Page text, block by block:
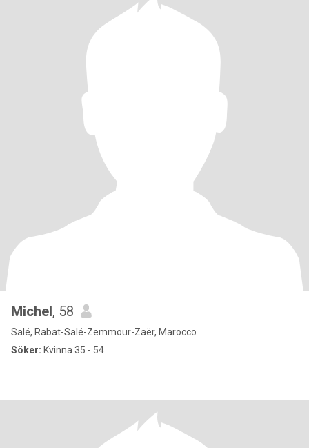
Michel, 58
Salé, Rabat-Salé-Zemmour-Zaër, Marocco
Söker: Kvinna 35 - 54